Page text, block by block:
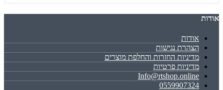
אודות
אודות
הצהרת נגישות
מדיניות החזרות והחלפת מוצרים
מדיניות פרטיות
Info@rtshop.online
0559907324